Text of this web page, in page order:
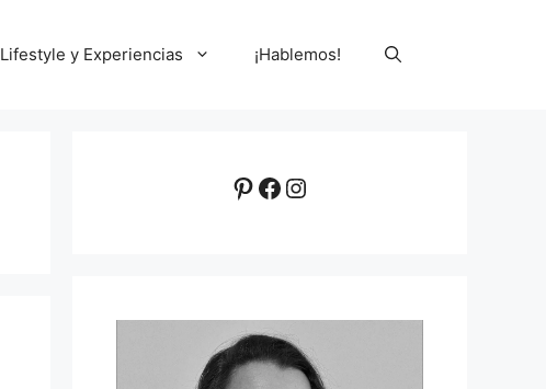
Lifestyle y Experiencias ¡Hablemos!
Pinterest
Facebook
Instagram